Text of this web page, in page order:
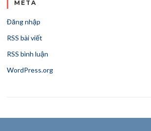
META
Đăng nhập
RSS bài viết
RSS bình luận
WordPress.org